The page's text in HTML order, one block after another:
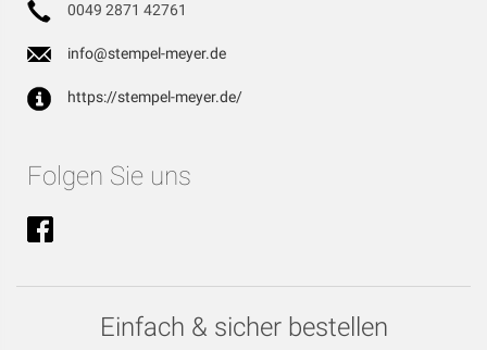
0049 2871 42761
info@stempel-meyer.de
https://stempel-meyer.de/
Folgen Sie uns
Einfach & sicher bestellen